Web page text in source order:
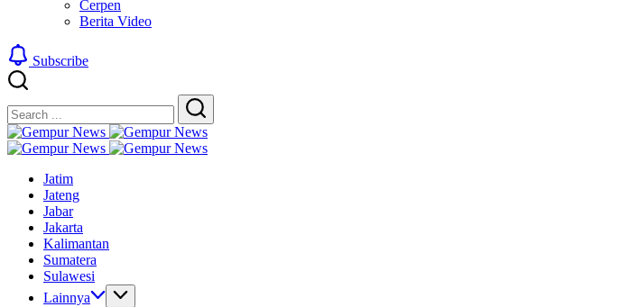
Cerpen
Berita Video
Subscribe
Search
Search
Gempur
News
Jelajah
Dunia
Tanpa
Batas
Gempur
Informasi
Dunia
Tanpa
Batas
Jatim
Jateng
Jabar
Jakarta
Kalimantan
Sumatera
Sulawesi
Lainnya